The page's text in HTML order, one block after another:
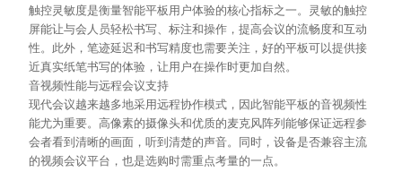
触控灵敏度是衡量智能平板用户体验的核心指标之一。灵敏的触控
屏能让与会人员轻松书写、标注和操作，提高会议的流畅度和互动
性。此外，笔迹延迟和书写精度也需要关注，好的平板可以提供接
近真实纸笔书写的体验，让用户在操作时更加自然。
音视频性能与远程会议支持
现代会议越来越多地采用远程协作模式，因此智能平板的音视频性
能尤为重要。高像素的摄像头和优质的麦克风阵列能够保证远程参
会者看到清晰的画面，听到清楚的声音。同时，设备是否兼容主流
的视频会议平台，也是选购时需重点考量的一点。